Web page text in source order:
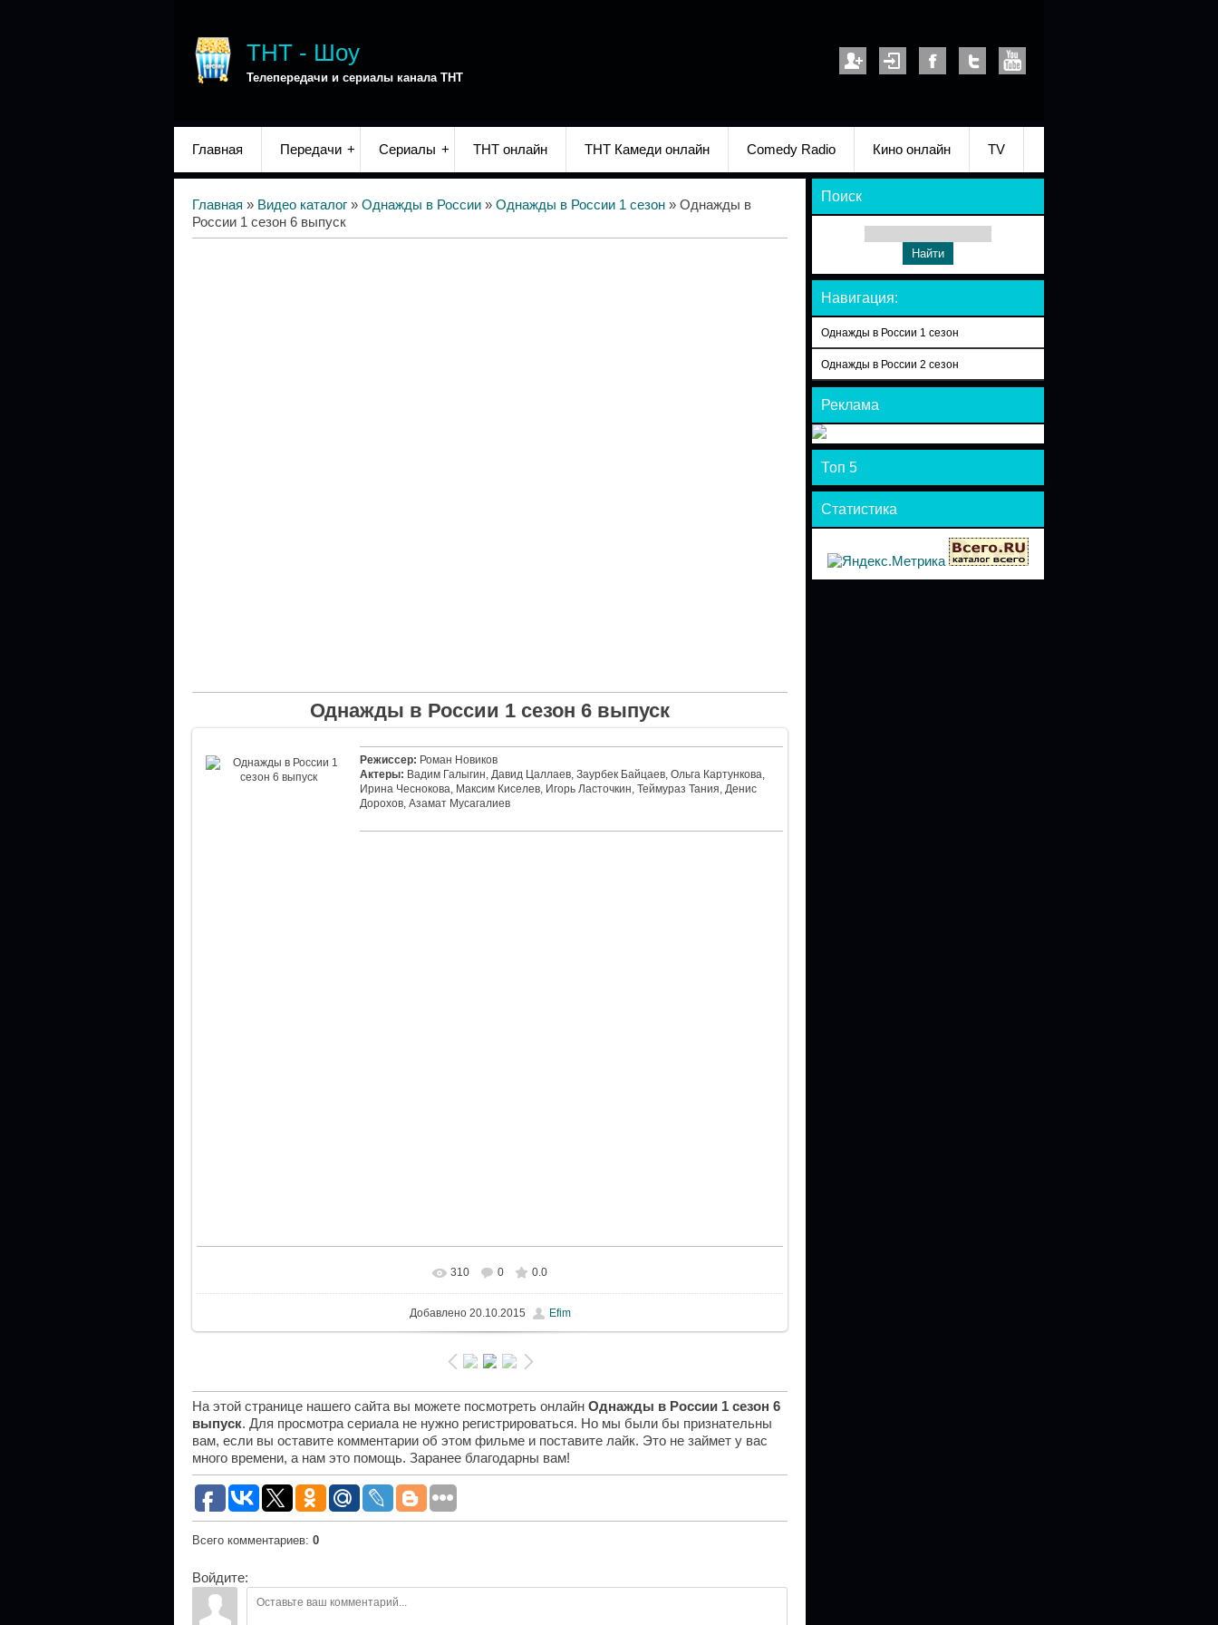
ТНТ - Шоу
Телепередачи и сериалы канала ТНТ
Главная Передачи Сериалы ТНТ онлайн ТНТ Камеди онлайн Comedy Radio Кино онлайн TV
Главная » Видео каталог » Однажды в России » Однажды в России 1 сезон » Однажды в
России 1 сезон 6 выпуск
Однажды в России 1 сезон 6 выпуск
Режиссер: Роман Новиков
Актеры: Вадим Галыгин, Давид Цаллаев, Заурбек Байцаев, Ольга Картункова,
Ирина Чеснокова, Максим Киселев, Игорь Ласточкин, Теймураз Тания, Денис
Дорохов, Азамат Мусагалиев
310 0 0.0
Добавлено20.10.2015 Efim
На этой странице нашего сайта вы можете посмотреть онлайн Однажды в России 1 сезон 6
выпуск. Для просмотра сериала не нужно регистрироваться. Но мы были бы признательны
вам, если вы оставите комментарии об этом фильме и поставите лайк. Это не займет у вас
много времени, а нам это помощь. Заранее благодарны вам!
Всего комментариев: 0
Войдите:
Поиск
Навигация:
Однажды в России 1 сезон
Однажды в России 2 сезон
Реклама
Топ 5
Статистика